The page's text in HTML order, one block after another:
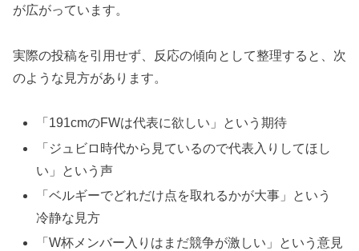
が広がっています。
実際の投稿を引用せず、反応の傾向として整理すると、次
のような見方があります。
「191cmのFWは代表に欲しい」という期待
「ジュビロ時代から見ているので代表入りしてほし
い」という声
「ベルギーでどれだけ点を取れるかが大事」という
冷静な見方
「W杯メンバー入りはまだ競争が激しい」という意見